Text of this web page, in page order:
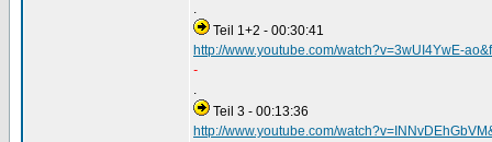
.
Teil 1+2 - 00:30:41
http://www.youtube.com/watch?v=3wUI4YwE-
-
.
Teil 3 - 00:13:36
http://www.youtube.com/